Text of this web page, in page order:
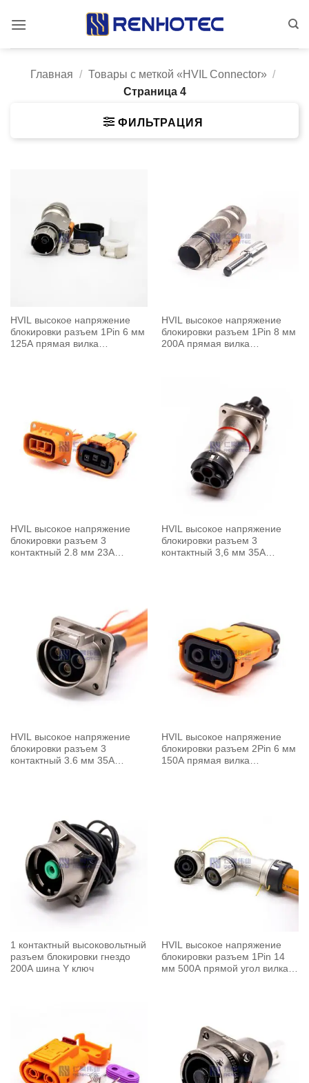
Главная / Товары с меткой «HVIL Connector» /
Страница 4
ФИЛЬТРАЦИЯ
HVIL высокое напряжение
блокировки разъем 1Pin 6 мм
125A прямая вилка
HVIL высокое напряжение
блокировки разъем 1Pin 8 мм
200A прямая вилка
HVIL высокое напряжение
блокировки разъем 3
контактный 2.8 мм 23A
HVIL высокое напряжение
блокировки разъем 3
контактный 3,6 мм 35A
HVIL высокое напряжение
блокировки разъем 3
контактный 3.6 мм 35A
HVIL высокое напряжение
блокировки разъем 2Pin 6 мм
150A прямая вилка
1 контактный высоковольтный
разъем блокировки гнездо
200A шина Y ключ
HVIL высокое напряжение
блокировки разъем 1Pin 14
мм 500A прямой угол вилка